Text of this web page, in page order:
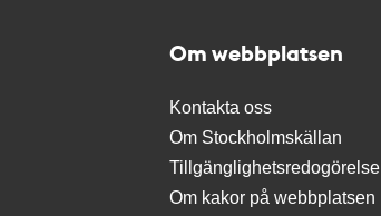
Om webbplatsen
Kontakta oss
Om Stockholmskällan
Tillgänglighetsredogörelse
Om kakor på webbplatsen